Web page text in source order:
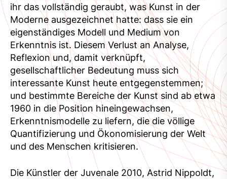
ihr das vollständig geraubt, was Kunst in der
Moderne ausgezeichnet hatte: dass sie ein
eigenständiges Modell und Medium von
Erkenntnis ist. Diesem Verlust an Analyse,
Reflexion und, damit verknüpft,
gesellschaftlicher Bedeutung muss sich
interessante Kunst heute entgegenstemmen;
und bestimmte Bereiche der Kunst sind ab etwa
1960 in die Position hineingewachsen,
Erkenntnismodelle zu liefern, die die völlige
Quantifizierung und Ökonomisierung der Welt
und des Menschen kritisieren.
Die Künstler der Juvenale 2010, Astrid Nippoldt,